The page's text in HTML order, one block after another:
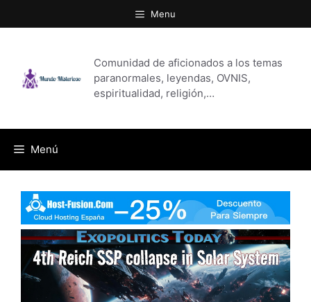
al
Menu
Comunidad de aficionados a los temas
paranormales, leyendas, OVNIS,
espiritualidad, religión,…
Menú